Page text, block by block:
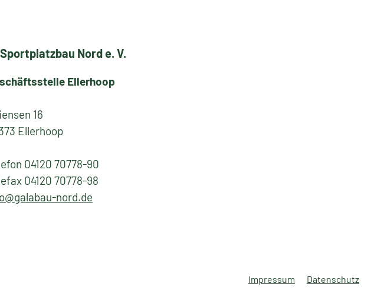
Nord e. V.
Ellerhoop
16
Ellerhoop
04120 70778-90
04120 70778-98
nord.de
Impressum Datenschutz